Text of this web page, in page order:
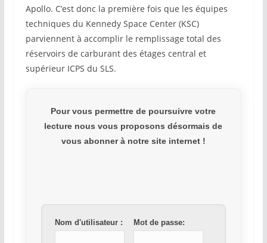
Apollo. C’est donc la première fois que les équipes
techniques du Kennedy Space Center (KSC)
parviennent à accomplir le remplissage total des
réservoirs de carburant des étages central et
supérieur ICPS du SLS.
Pour vous permettre de poursuivre votre
lecture nous vous proposons désormais de
vous abonner à notre site internet !
Nom d'utilisateur : Mot de passe: